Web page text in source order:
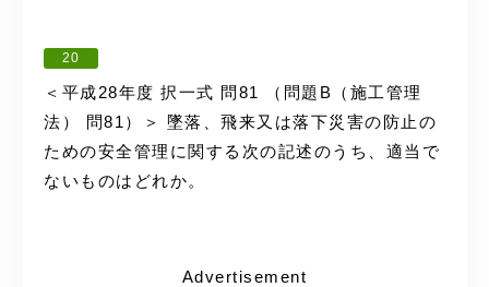
20
＜平成28年度 択一式 問81 （問題B（施工管理
法） 問81）＞ 墜落、飛来又は落下災害の防止の
ための安全管理に関する次の記述のうち、適当で
ないものはどれか。
Advertisement